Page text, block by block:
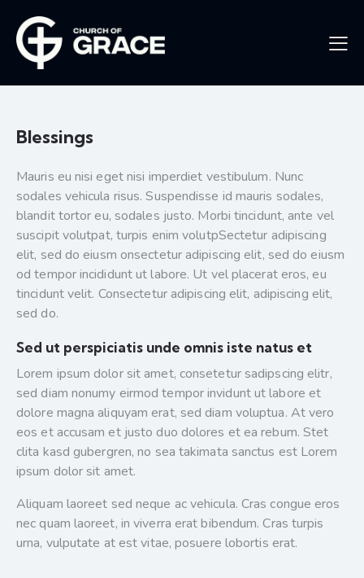
Blessings
Mauris eu nisi eget nisi imperdiet vestibulum. Nunc
sodales vehicula risus. Suspendisse id mauris sodales,
blandit tortor eu, sodales justo. Morbi tincidunt, ante vel
suscipit volutpat, turpis enim volutpSectetur adipiscing
elit, sed do eiusm onsectetur adipiscing elit, sed do eiusm
od tempor incididunt ut labore. Ut vel placerat eros, eu
tincidunt velit. Consectetur adipiscing elit, adipiscing elit,
sed do.
Sed ut perspiciatis unde omnis iste natus et
Lorem ipsum dolor sit amet, consetetur sadipscing elitr,
sed diam nonumy eirmod tempor invidunt ut labore et
dolore magna aliquyam erat, sed diam voluptua. At vero
eos et accusam et justo duo dolores et ea rebum. Stet
clita kasd gubergren, no sea takimata sanctus est Lorem
ipsum dolor sit amet.
Aliquam laoreet sed neque ac vehicula. Cras congue eros
nec quam laoreet, in viverra erat bibendum. Cras turpis
urna, vulputate at est vitae, posuere lobortis erat.